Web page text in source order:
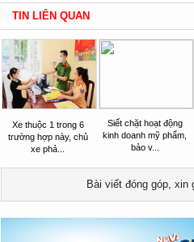
TIN LIÊN QUAN
Xe thuộc 1 trong 6
trường hợp này, chủ
xe phả...
Siết chặt hoạt động
kinh doanh mỹ phẩm,
bảo v...
Bài viết đóng góp, xin